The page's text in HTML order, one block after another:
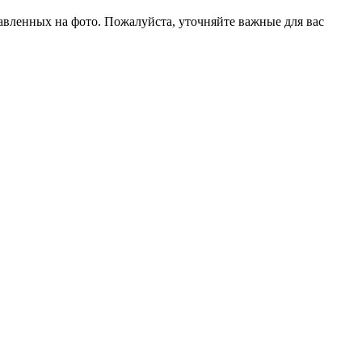
на фото. Пожалуйста, уточняйте важные для вас